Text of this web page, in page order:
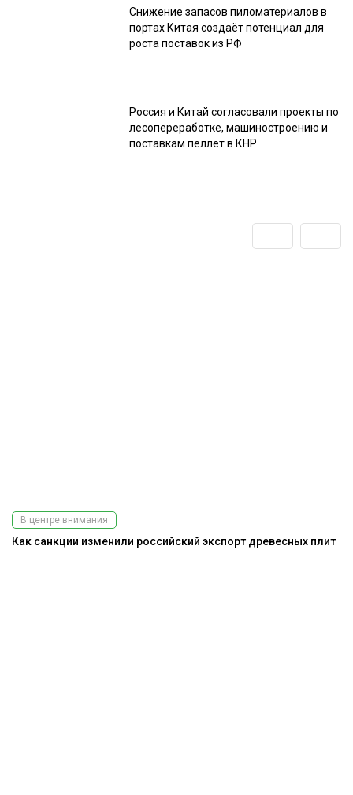
Снижение запасов пиломатериалов в
портах Китая создаёт потенциал для
роста поставок из РФ
Россия и Китай согласовали проекты по
лесопереработке, машиностроению и
поставкам пеллет в КНР
В центре внимания
Как санкции изменили российский экспорт древесных плит